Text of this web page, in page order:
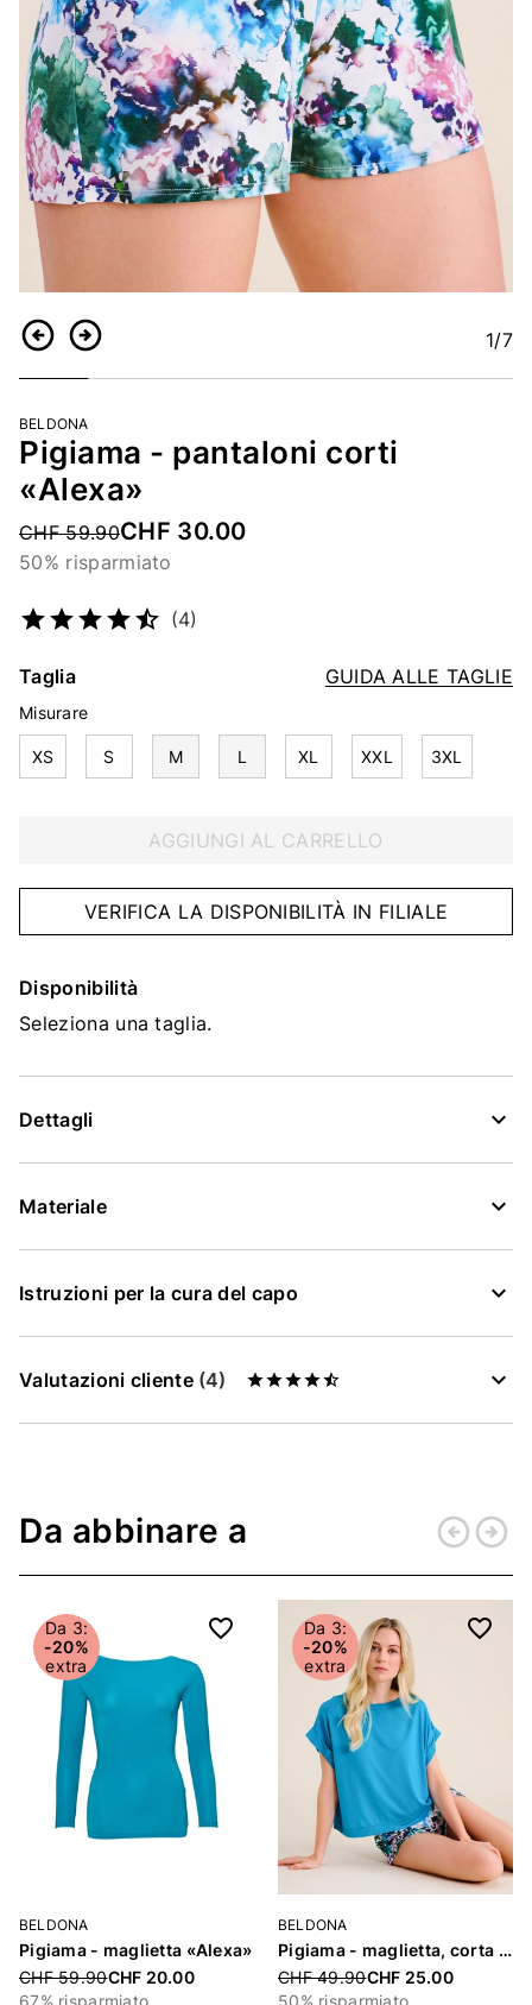
IndietroContinua 1/7
BELDONA
Pigiama - pantaloni corti
«Alexa»
Price reduced from
CHF 59.90CHF 30.00
50% risparmiato
(4)
GUIDA ALLE TAGLIE
Taglia
Misurare
XS S M L XL XXL 3XL
AGGIUNGI AL CARRELLO
VERIFICA LA DISPONIBILITÀ IN FILIALE
Disponibilità
Seleziona una taglia.
Dettagli
Materiale
Istruzioni per la cura del capo
Valutazioni cliente (4)
Da abbinare a arrow_circle_leftarrow_circle_right
Da 3:
-20%
extra
BELDONA
Pigiama - maglietta «Alexa»
Price reduced from
CHF 59.90CHF 20.00
67% risparmiato
Da 3:
-20%
extra
BELDONA
Pigiama - maglietta, corta «Alexa»
Price reduced from
CHF 49.90CHF 25.00
50% risparmiato